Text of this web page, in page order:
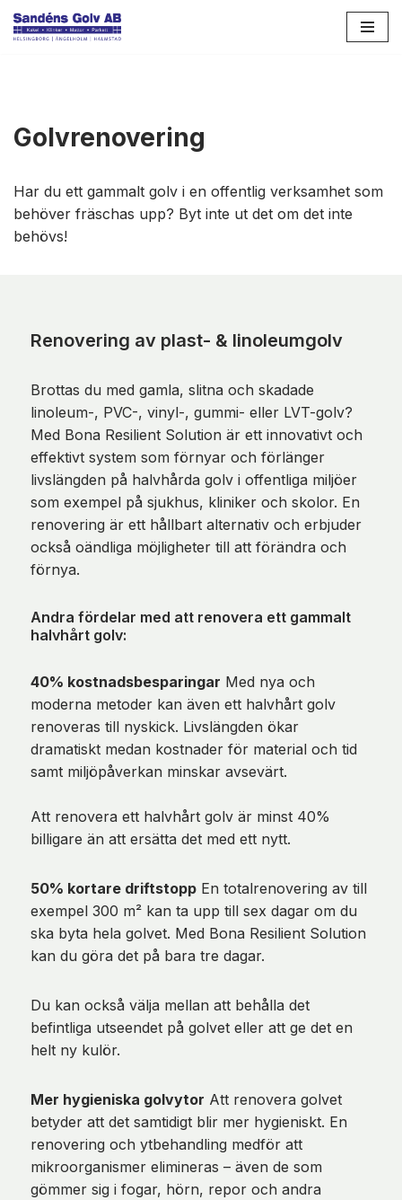
Golvrenovering
Har du ett gammalt golv i en offentlig verksamhet som
behöver fräschas upp? Byt inte ut det om det inte
behövs!
Renovering av plast- & linoleumgolv
Brottas du med gamla, slitna och skadade
linoleum-, PVC-, vinyl-, gummi- eller LVT-golv?
Med Bona Resilient Solution är ett innovativt och
effektivt system som förnyar och förlänger
livslängden på halvhårda golv i offentliga miljöer
som exempel på sjukhus, kliniker och skolor. En
renovering är ett hållbart alternativ och erbjuder
också oändliga möjligheter till att förändra och
förnya.
Andra fördelar med att renovera ett gammalt
halvhårt golv:
40% kostnadsbesparingar Med nya och
moderna metoder kan även ett halvhårt golv
renoveras till nyskick. Livslängden ökar
dramatiskt medan kostnader för material och tid
samt miljöpåverkan minskar avsevärt.
Att renovera ett halvhårt golv är minst 40%
billigare än att ersätta det med ett nytt.
50% kortare driftstopp En totalrenovering av till
exempel 300 m² kan ta upp till sex dagar om du
ska byta hela golvet. Med Bona Resilient Solution
kan du göra det på bara tre dagar.
Du kan också välja mellan att behålla det
befintliga utseendet på golvet eller att ge det en
helt ny kulör.
Mer hygieniska golvytor Att renovera golvet
betyder att det samtidigt blir mer hygieniskt. En
renovering och ytbehandling medför att
mikroorganismer elimineras – även de som
gömmer sig i fogar, hörn, repor och andra